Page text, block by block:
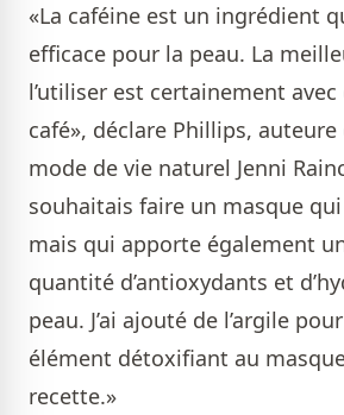
«La caféine est un ingrédient
efficace pour la peau. La
l’utiliser est certainement
café», déclare Phillips,
mode de vie naturel Jenni
souhaitais faire un masque
mais qui apporte également
quantité d’antioxydants et
peau. J’ai ajouté de l’argile
élément détoxifiant au
recette.»